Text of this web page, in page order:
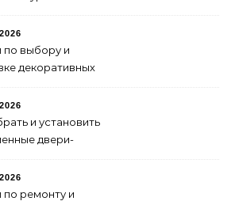
по выбору и
декоративных
и установить
двери-
по ремонту и